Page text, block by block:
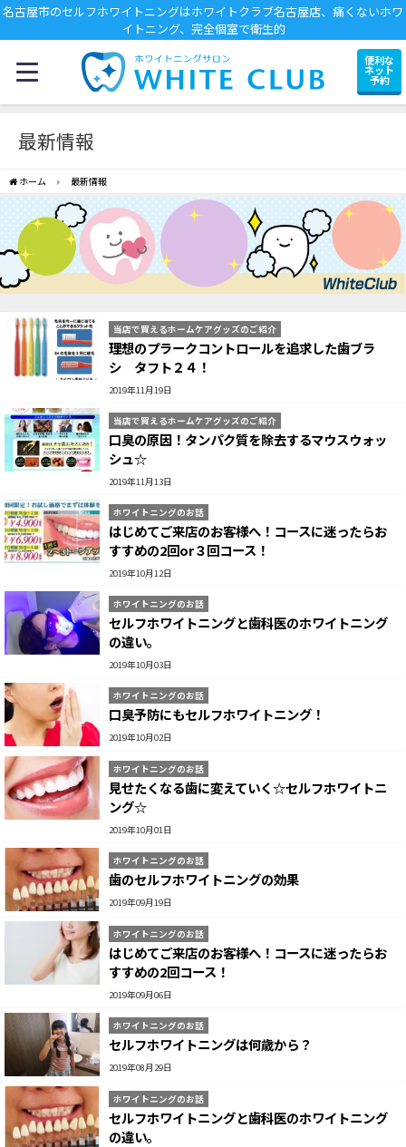
名古屋市のセルフホワイトニングはホワイトクラブ名古屋店、痛くないホワ
イトニング、完全個室で衛生的
便利な
ネット
予約
最新情報
ホーム 最新情報
当店で買えるホームケアグッズのご紹介
理想のプラークコントロールを追求した歯ブラ
シ タフト２４！
2019年11月19日
当店で買えるホームケアグッズのご紹介
口臭の原因！タンパク質を除去するマウスウォッ
シュ☆
2019年11月13日
ホワイトニングのお話
はじめてご来店のお客様へ！コースに迷ったらお
すすめの2回or３回コース！
2019年10月12日
ホワイトニングのお話
セルフホワイトニングと歯科医のホワイトニング
の違い。
2019年10月03日
ホワイトニングのお話
口臭予防にもセルフホワイトニング！
2019年10月02日
ホワイトニングのお話
見せたくなる歯に変えていく☆セルフホワイトニ
ング☆
2019年10月01日
ホワイトニングのお話
歯のセルフホワイトニングの効果
2019年09月19日
ホワイトニングのお話
はじめてご来店のお客様へ！コースに迷ったらお
すすめの2回コース！
2019年09月06日
ホワイトニングのお話
セルフホワイトニングは何歳から？
2019年08月29日
ホワイトニングのお話
セルフホワイトニングと歯科医のホワイトニング
の違い。